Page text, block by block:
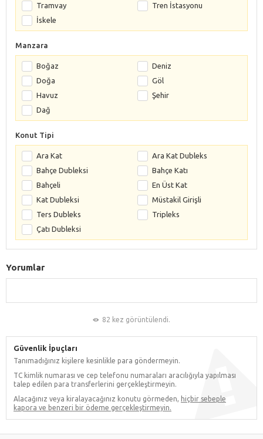
Tramvay
Tren İstasyonu
İskele
Manzara
Boğaz
Deniz
Doğa
Göl
Havuz
Şehir
Dağ
Konut Tipi
Ara Kat
Ara Kat Dubleks
Bahçe Dubleksi
Bahçe Katı
Bahçeli
En Üst Kat
Kat Dubleksi
Müstakil Girişli
Ters Dubleks
Tripleks
Çatı Dubleksi
Yorumlar
82 kez görüntülendi.
Güvenlik İpuçları
Tanımadığınız kişilere kesinlikle para göndermeyin.
TC kimlik numarası ve cep telefonu numaraları aracılığıyla yapılması
talep edilen para transferlerini gerçekleştirmeyin.
Alacağınız veya kiralayacağınız konutu görmeden, hiçbir sebeple
kapora ve benzeri bir ödeme gerçekleştirmeyin.